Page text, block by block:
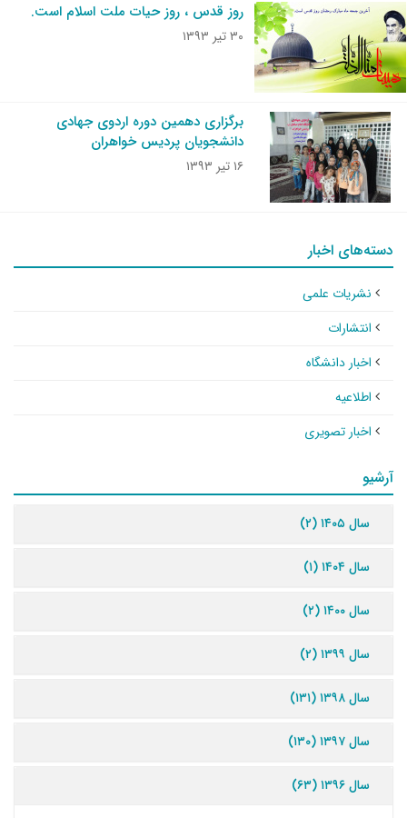
روز قدس ، روز حیات ملت اسلام است.
۳۰ تیر ۱۳۹۳
برگزاری دهمین دوره اردوی جهادی
دانشجویان پردیس خواهران
۱۶ تیر ۱۳۹۳
دسته‌های اخبار
نشریات علمی
انتشارات
اخبار دانشگاه
اطلاعیه
اخبار تصویری
آرشیو
سال ۱۴۰۵ (۲)
سال ۱۴۰۴ (۱)
سال ۱۴۰۰ (۲)
سال ۱۳۹۹ (۲)
سال ۱۳۹۸ (۱۳۱)
سال ۱۳۹۷ (۱۳۰)
سال ۱۳۹۶ (۶۳)